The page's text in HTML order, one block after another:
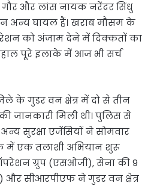
और लांस नायक नरेंदर सिंधु
अन्य घायल हैं। खराब मौसम के
को अंजाम देने में दिक्कतों का
पूरे इलाके में आज भी सर्च
के गुडर वन क्षेत्र में दो से तीन
जानकारी मिली थी। पुलिस से
सुरक्षा एजेंसियों ने सोमवार
में एक तलाशी अभियान शुरू
ग्रुप (एसओजी), सेना की 9
और सीआरपीएफ ने गुडर वन क्षेत्र